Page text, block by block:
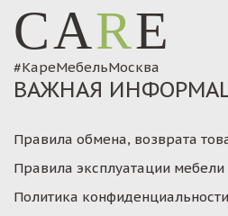
CARE
#КареМебельМосква
ВАЖНАЯ
Правила обмена, возврата
Правила эксплуатации мебели
Политика конфиденциальности